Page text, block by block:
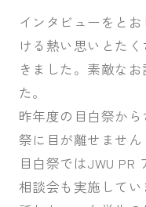
インタビューをと
ける熱い思いとた
きました。素敵な
た。
昨年度の目白祭か
祭に目が離せません
目白祭ではJWU PR
相談会も実施してい